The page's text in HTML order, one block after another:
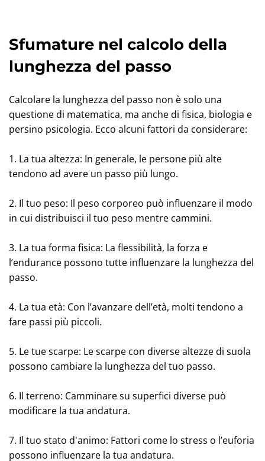
Sfumature nel calcolo della
lunghezza del passo
Calcolare la lunghezza del passo non è solo una
questione di matematica, ma anche di fisica, biologia e
persino psicologia. Ecco alcuni fattori da considerare:
1. La tua altezza: In generale, le persone più alte
tendono ad avere un passo più lungo.
2. Il tuo peso: Il peso corporeo può influenzare il modo
in cui distribuisci il tuo peso mentre cammini.
3. La tua forma fisica: La flessibilità, la forza e
l’endurance possono tutte influenzare la lunghezza del
passo.
4. La tua età: Con l’avanzare dell’età, molti tendono a
fare passi più piccoli.
5. Le tue scarpe: Le scarpe con diverse altezze di suola
possono cambiare la lunghezza del tuo passo.
6. Il terreno: Camminare su superfici diverse può
modificare la tua andatura.
7. Il tuo stato d'animo: Fattori come lo stress o l’euforia
possono influenzare la tua andatura.